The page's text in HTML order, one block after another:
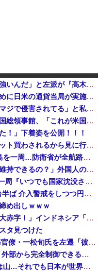
「高市早苗はどんだけ自己顕示欲が強いんだ」と左派が『高木美帆氏に送られた包丁セット』に激怒、「こんな首相は見たことがない」と言い張るも……他
岸田文雄元首相「円安を阻止するために日米の通貨当局が実施した為替介入は一時しのぎに過ぎない」
愛煙家・岸谷蘭丸「喫煙者の権利がマジで侵害されてる」と私見 「いくら税金を我々が払ってるんだと」
西側からの手痛い指摘に激怒した中国総領事館、「これが米国人Youtuberが紹介する本当の中国だ」と動画を公開するも……
！」下着姿を公開！！！
劇団員やってる友達からたまにチケット買わされるから見に行くんやけどさ・・・
中国とロシア海軍艦艇4隻が日本列島を一周…防衛省が全航路を公開！
「あきれてモノが言えない」「国を維持できるの？」外国人の永住許可要件の厳格化で在日中国人の本音は？
【速報】 中露の武装軍艦4隻が日本一周『いつでも国家沈没させられるぞ』
【為替相場】 ドル円は1ドル158円台半ば 介入警戒をしつつ円売りが続行
め出しｗｗｗ
インドネシア「高速鉄道！」中国「大赤字！」インドネシア「運営会社の株式購入！（負債対策」中国「はい（巨額負債」インドネシア「700km延伸計画！（実質中止」→
タ見つけた
【速報】 高市政権、エース級の財務官僚・一松旬氏を左遷「彼は協力的でなかった」財務省の言いなりではないことが判明
中国製ルーター20機種にバックドア 外部から完全制御できる機能が仕込まれていた
石油もない、鉄もない、国土の7割は山…それでも日本が世界屈指の経済大国になれた「勤勉さ」以外の勝因！